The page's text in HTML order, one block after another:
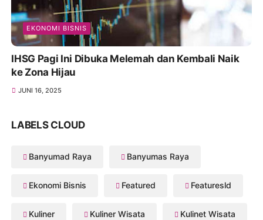
EKONOMI BISNIS
IHSG Pagi Ini Dibuka Melemah dan Kembali Naik
ke Zona Hijau
JUNI 16, 2025
LABELS CLOUD
Banyumad Raya Banyumas Raya
Ekonomi Bisnis Featured Featuresld
Kuliner Kuliner Wisata Kulinet Wisata